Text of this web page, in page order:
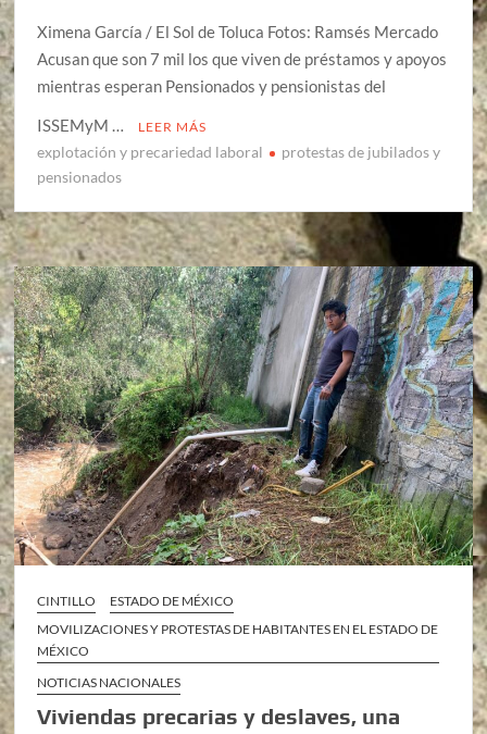
Ximena García / El Sol de Toluca Fotos: Ramsés Mercado
Acusan que son 7 mil los que viven de préstamos y apoyos
mientras esperan Pensionados y pensionistas del
ISSEMyM …
LEER MÁS
explotación y precariedad laboral
protestas de jubilados y
pensionados
CINTILLO
ESTADO DE MÉXICO
MOVILIZACIONES Y PROTESTAS DE HABITANTES EN EL ESTADO DE
MÉXICO
NOTICIAS NACIONALES
Viviendas precarias y deslaves, una